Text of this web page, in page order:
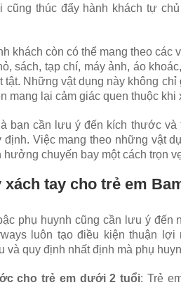
thúc đẩy hành khách tự
khách còn có thể mang theo các
sách, tạp chí, máy ảnh, áo
Những vật dụng này không
mang lại cảm giác quen thuộc khi
bạn cần lưu ý đến kích thước
Việc mang theo những vật
chuyến bay một cách trọn
xách tay cho trẻ em
phụ huynh cũng cần lưu ý đến
luôn tạo điều kiện thuận
và quy định nhất định mà phụ
cho trẻ em dưới 2 tuổi: Trẻ